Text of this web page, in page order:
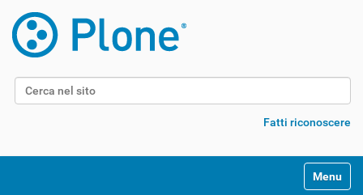
Cerca nel sito
Fatti riconoscere
Alterna